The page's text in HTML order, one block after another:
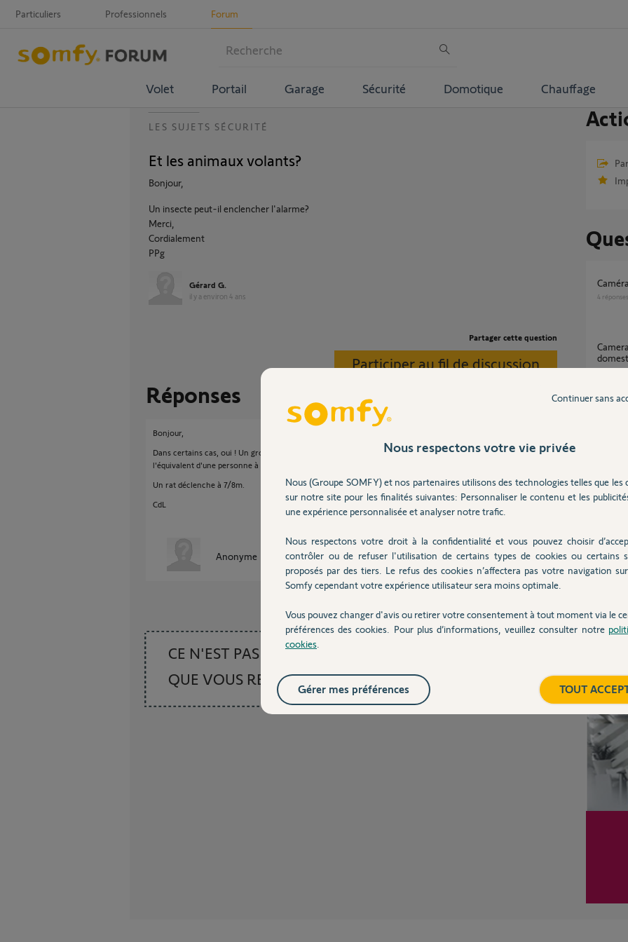
Particuliers Professionnels Forum
Volet Portail Garage Sécurité Domotique Chauffage
LES SUJETS SÉCURITÉ
Et les animaux volants?
Bonjour,
Un insecte peut-il enclencher l'alarme?
Merci,
Cordialement
PPg
Gérard G.
il y a environ 4 ans
Partager cette question
Participer au fil de discussion
Réponses
Bonjour,
Dans certains cas, oui ! Un gros insecte volant qui se pose sur la lentille d'un D.M est
l'équivalent d'une personne à 10m.
Un rat déclenche à 7/8m.
CdL
Anonyme il y a environ 4 ans
CE N'EST PAS CE
QUE VOUS RECHERCHEZ
4 réponses
Camera et détection intempestive d’animaux
Ou installer Somfy Outdoor Camera sur ma
maison
48réponses
Nous respectons votre vie privée
Nous (Groupe SOMFY) et nos partenaires utilisons des technologies telles que les
sur notre site pour les finalités suivantes: Personnaliser le contenu et les
une expérience personnalisée et analyser notre trafic.
Nous respectons votre droit à la confidentialité et vous pouvez choisir
contrôler ou de refuser l'utilisation de certains types de cookies ou certains
proposés par des tiers. Le refus des cookies n’affectera pas votre navigation
Somfy cependant votre expérience utilisateur sera moins optimale.
Vous pouvez changer d'avis ou retirer votre consentement à tout moment via le
préférences des cookies. Pour plus d’informations, veuillez consulter notre
cookies
Continuer sans
TOUT
Gérer mes préférences